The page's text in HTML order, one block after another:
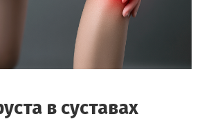
в суставах